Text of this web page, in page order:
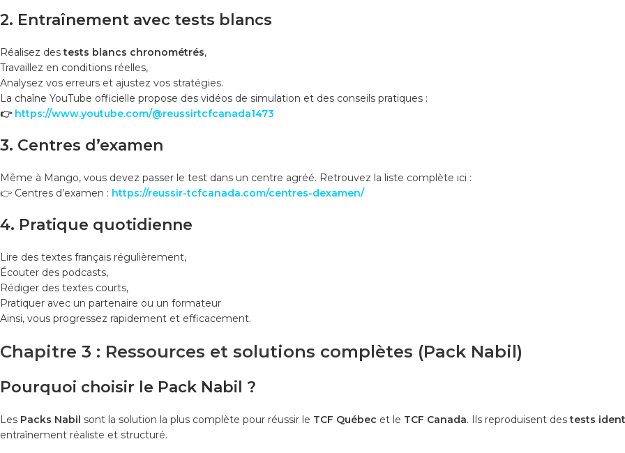
2. Entraînement avec tests blancs
Réalisez destests blancs chronométrés,
Travaillez en conditions réelles,
Analysez vos erreurs et ajustez vos stratégies.
La chaîne YouTube officielle propose des vidéos de simulation et des conseils pratiques :
👉 https://www.youtube.com/@reussirtcfcanada1473
3. Centres d’examen
Même à Mango, vous devez passer le test dans un centre agréé. Retrouvez la liste complète ici :
👉 Centres d’examen : https://reussir-tcfcanada.com/centres-dexamen/
4. Pratique quotidienne
Lire des textes français régulièrement,
Écouter des podcasts,
Rédiger des textes courts,
Pratiquer avec un partenaire ou un formateur
Ainsi, vous progressez rapidement et efficacement.
Chapitre 3 : Ressources et solutions complètes (Pack Nabil)
Pourquoi choisir le Pack Nabil ?
Les Packs Nabil sont la solution la plus complète pour réussir le TCF Québec et le TCF Canada. Ils reproduisent destests
entraînement réaliste et structuré.